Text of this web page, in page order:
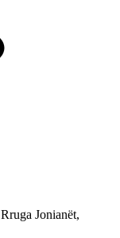
Jonianët,